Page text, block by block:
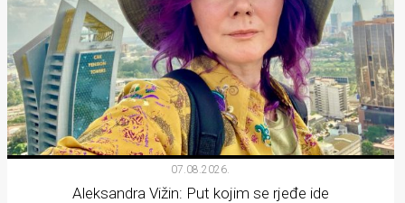
07.08.2026.
Aleksandra Vižin: Put kojim se rjeđe ide